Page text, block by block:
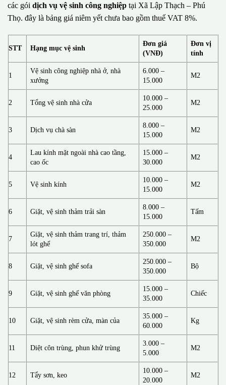
các gói dịch vụ vệ sinh công nghiệp tại Xã Lập Thạch – Phú
Thọ. đây là bảng giá niêm yết chưa bao gồm thuế VAT 8%.
STT Hạng mục vệ sinh
Đơn giá
(VNĐ)
Đơn vị
tính
1
Vệ sinh công nghiệp nhà ở, nhà
xưởng
6.000 –
15.000
M2
2 Tổng vệ sinh nhà cửa
10.000 –
25.000
M2
3 Dịch vụ chà sàn
8.000 –
15.000
M2
4
Lau kính mặt ngoài nhà cao tầng,
cao ốc
15.000 –
30.000
M2
5 Vệ sinh kính
10.000 –
15.000
M2
6 Giặt, vệ sinh thảm trải sàn
8.000 –
15.000
Tấm
7
Giặt, vệ sinh thảm trang trí, thảm
lót ghế
250.000 –
350.000
M2
8 Giặt, vệ sinh ghế sofa
250.000 –
350.000
Bộ
9 Giặt, vệ sinh ghế văn phòng
15.000 –
35.000
Chiếc
10 Giặt, vệ sinh rèm cửa, màn của
35.000 –
60.000
Kg
11 Diệt côn trùng, phun khử trùng
3.000 –
5.000
M2
12 Tẩy sơn, keo
10.000 –
20.000
M2